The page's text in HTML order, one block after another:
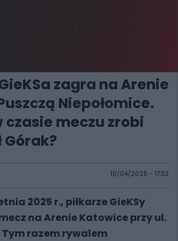
zagra na Arenie
Niepołomice.
czasie meczu zrobi
Górak?
10/04/2025 - 17:32
2025 r., piłkarze GieKSy
na Arenie Katowice przy ul.
Tym razem rywalem